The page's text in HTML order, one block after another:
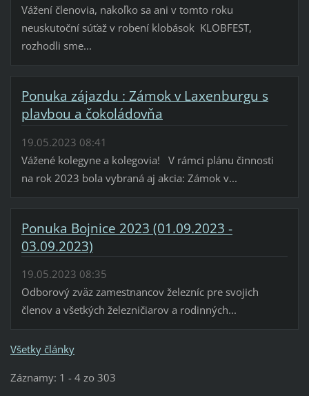
Vážení členovia, nakoľko sa ani v tomto roku
neuskutoční súťaž v robení klobások KLOBFEST,
rozhodli sme...
Ponuka zájazdu : Zámok v Laxenburgu s
plavbou a čokoládovňa
19.05.2023 08:41
Vážené kolegyne a kolegovia! V rámci plánu činnosti
na rok 2023 bola vybraná aj akcia: Zámok v...
Ponuka Bojnice 2023 (01.09.2023 -
03.09.2023)
19.05.2023 08:35
Odborový zväz zamestnancov železníc pre svojich
členov a všetkých železničiarov a rodinných...
Všetky články
Záznamy: 1 - 4 zo 303